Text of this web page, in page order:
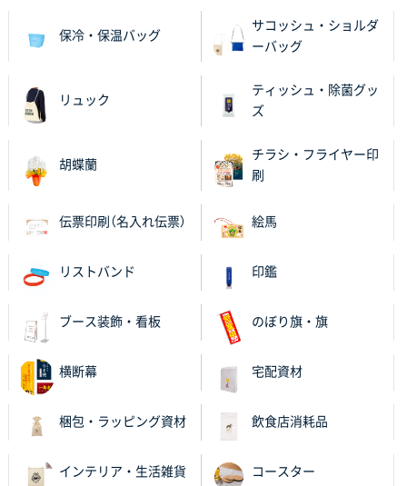
保冷・保温バッグ
サコッシュ・ショルダ
ーバッグ
リュック
ティッシュ・除菌グッ
ズ
胡蝶蘭
チラシ・フライヤー印
刷
伝票印刷（名入れ伝票） 絵馬
リストバンド 印鑑
ブース装飾・看板 のぼり旗・旗
横断幕 宅配資材
梱包・ラッピング資材 飲食店消耗品
インテリア・生活雑貨 コースター